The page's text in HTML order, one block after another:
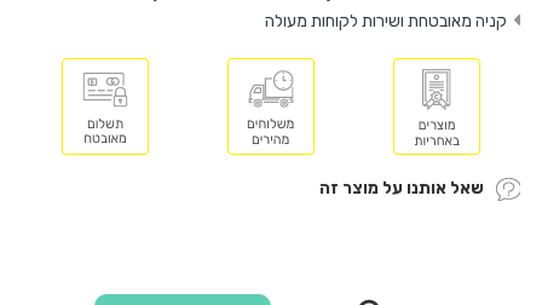
קניה מאובטחת ושירות לקוחות מעולה
שאל אותנו על מוצר זה